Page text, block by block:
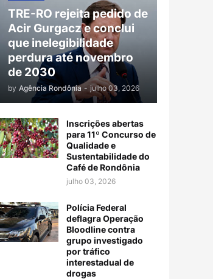
TRE-RO rejeita pedido de
Acir Gurgacz e conclui
que inelegibilidade
perdura até novembro
de 2030
by Agência Rondônia - julho 03, 2026
Inscrições abertas
para 11º Concurso de
Qualidade e
Sustentabilidade do
Café de Rondônia
julho 03, 2026
Polícia Federal
deflagra Operação
Bloodline contra
grupo investigado
por tráfico
interestadual de
drogas